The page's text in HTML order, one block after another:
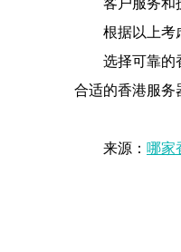
客户服务和
根据以上考
选择可靠的
合适的香港服务
来源： 哪家